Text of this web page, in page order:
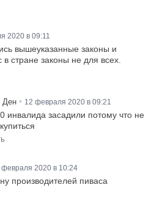
2020 в 09:11
вышеуказанные законы и
в стране законы не для всех.
Ден • 12 февраля 2020 в 09:21
инвалида засадили потому что не
февраля 2020 в 10:24
производителей пиваса